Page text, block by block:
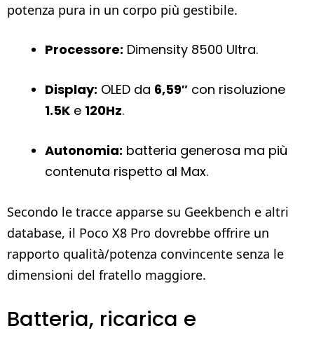
potenza pura in un corpo più gestibile.
Processore: Dimensity 8500 Ultra.
Display: OLED da 6,59″ con risoluzione
1.5K e 120Hz.
Autonomia: batteria generosa ma più
contenuta rispetto al Max.
Secondo le tracce apparse su Geekbench e altri
database, il Poco X8 Pro dovrebbe offrire un
rapporto qualità/potenza convincente senza le
dimensioni del fratello maggiore.
Batteria, ricarica e